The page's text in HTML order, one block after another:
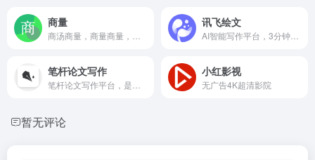
商量 讯飞绘文
笔杆论文写作 小红影视
无广告4K超清影院
暂无评论